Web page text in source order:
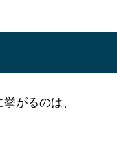
がるのは、